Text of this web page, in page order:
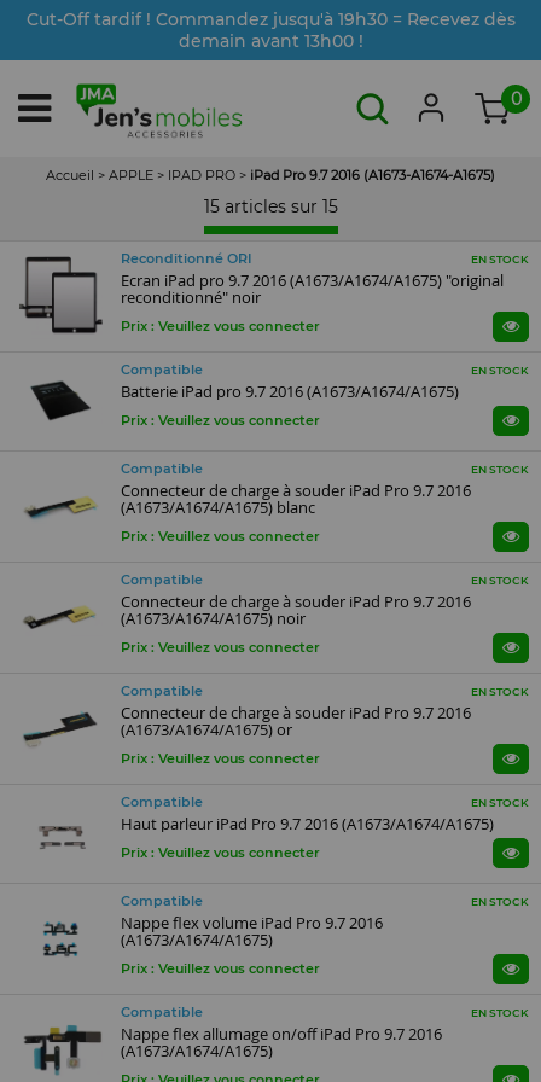
Cut-Off tardif ! Commandez jusqu'à 19h30 = Recevez dès
demain avant 13h00 !
0
Accueil > APPLE > IPAD PRO > iPad Pro 9.7 2016 (A1673-A1674-A1675)
15 articles sur 15
Reconditionné ORI EN STOCK
Ecran iPad pro 9.7 2016 (A1673/A1674/A1675) "original
reconditionné" noir
Prix : Veuillez vous connecter
Compatible EN STOCK
Batterie iPad pro 9.7 2016 (A1673/A1674/A1675)
Prix : Veuillez vous connecter
Compatible EN STOCK
Connecteur de charge à souder iPad Pro 9.7 2016
(A1673/A1674/A1675) blanc
Prix : Veuillez vous connecter
Compatible EN STOCK
Connecteur de charge à souder iPad Pro 9.7 2016
(A1673/A1674/A1675) noir
Prix : Veuillez vous connecter
Compatible EN STOCK
Connecteur de charge à souder iPad Pro 9.7 2016
(A1673/A1674/A1675) or
Prix : Veuillez vous connecter
Compatible EN STOCK
Haut parleur iPad Pro 9.7 2016 (A1673/A1674/A1675)
Prix : Veuillez vous connecter
Compatible EN STOCK
Nappe flex volume iPad Pro 9.7 2016
(A1673/A1674/A1675)
Prix : Veuillez vous connecter
Compatible EN STOCK
Nappe flex allumage on/off iPad Pro 9.7 2016
(A1673/A1674/A1675)